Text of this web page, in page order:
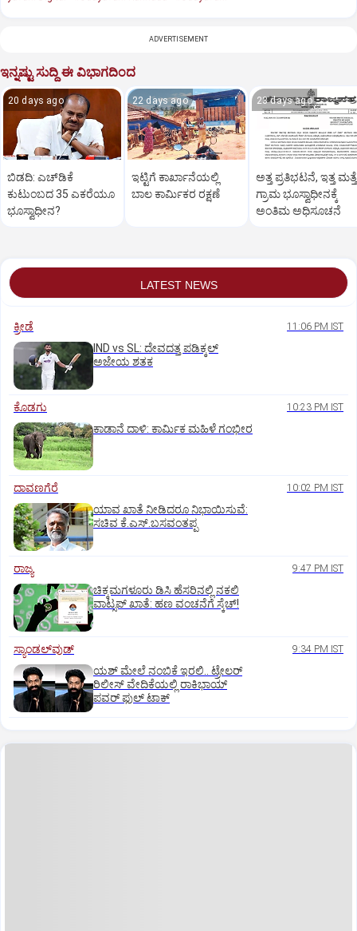
ADVERTISEMENT
ಇನ್ನಷ್ಟು ಸುದ್ದಿ ಈ ವಿಭಾಗದಿಂದ
20 days ago
ಬಿಡದಿ: ಎಚ್‌ಡಿಕೆ
ಕುಟುಂಬದ 35 ಎಕರೆಯೂ
ಭೂಸ್ವಾಧೀನ?
22 days ago
ಇಟ್ಟಿಗೆ ಕಾರ್ಖಾನೆಯಲ್ಲಿ
ಬಾಲ ಕಾರ್ಮಿಕರ ರಕ್ಷಣೆ
23 days ago
ಅತ್ತ ಪ್ರತಿಭಟನೆ, ಇತ್ತ
ಗ್ರಾಮ ಭೂಸ್ವಾಧೀನಕ್ಕೆ
ಅಂತಿಮ ಅಧಿಸೂಚನೆ
LATEST NEWS
ಕ್ರೀಡೆ 11:06 PM IST
IND vs SL: ದೇವದತ್ತ ಪಡಿಕ್ಕಲ್‌
ಅಜೇಯ ಶತಕ
ಕೊಡಗು 10:23 PM IST
ಕಾಡಾನೆ ದಾಳಿ: ಕಾರ್ಮಿಕ ಮಹಿಳೆ ಗಂಭೀರ
ದಾವಣಗೆರೆ 10:02 PM IST
ಯಾವ ಖಾತೆ ನೀಡಿದರೂ ನಿಭಾಯಿಸುವೆ:
ಸಚಿವ ಕೆ.ಎಸ್.ಬಸವಂತಪ್ಪ
ರಾಜ್ಯ 9:47 PM IST
ಚಿಕ್ಕಮಗಳೂರು ಡಿಸಿ ಹೆಸರಿನಲ್ಲಿ ನಕಲಿ
ವಾಟ್ಸಪ್ ಖಾತೆ: ಹಣ ವಂಚನೆಗೆ ಸ್ಕೆಚ್!
ಸ್ಯಾಂಡಲ್‌ವುಡ್‌ 9:34 PM IST
ಯಶ್‌ ಮೇಲೆ ನಂಬಿಕೆ ಇರಲಿ.. ಟ್ರೇಲರ್‌
ರಿಲೀಸ್‌ ವೇದಿಕೆಯಲ್ಲಿ ರಾಕಿಭಾಯ್‌
ಪವರ್‌ ಫುಲ್‌ ಟಾಕ್